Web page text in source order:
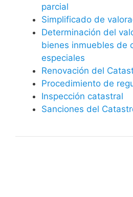
parcial
Simplificado de
Determinación del
bienes inmuebles de
especiales
Renovación del
Procedimiento de
Inspección catastral
Sanciones del